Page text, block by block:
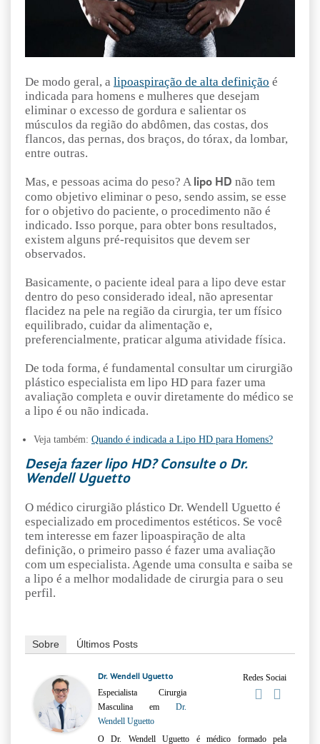
De modo geral, a lipoaspiração de alta definição é
indicada para homens e mulheres que desejam
eliminar o excesso de gordura e salientar os
músculos da região do abdômen, das costas, dos
flancos, das pernas, dos braços, do tórax, da lombar,
entre outras.
Mas, e pessoas acima do peso? A lipo HD não tem
como objetivo eliminar o peso, sendo assim, se esse
for o objetivo do paciente, o procedimento não é
indicado. Isso porque, para obter bons resultados,
existem alguns pré-requisitos que devem ser
observados.
Basicamente, o paciente ideal para a lipo deve estar
dentro do peso considerado ideal, não apresentar
flacidez na pele na região da cirurgia, ter um físico
equilibrado, cuidar da alimentação e,
preferencialmente, praticar alguma atividade física.
De toda forma, é fundamental consultar um cirurgião
plástico especialista em lipo HD para fazer uma
avaliação completa e ouvir diretamente do médico se
a lipo é ou não indicada.
Veja também: Quando é indicada a Lipo HD para Homens?
Deseja fazer lipo HD? Consulte o Dr.
Wendell Uguetto
O médico cirurgião plástico Dr. Wendell Uguetto é
especializado em procedimentos estéticos. Se você
tem interesse em fazer lipoaspiração de alta
definição, o primeiro passo é fazer uma avaliação
com um especialista. Agende uma consulta e saiba se
a lipo é a melhor modalidade de cirurgia para o seu
perfil.
Sobre Últimos Posts
Redes Sociai
Dr. Wendell Uguetto
Especialista Cirurgia
Masculina em Dr.
Wendell Uguetto
O Dr. Wendell Uguetto é médico formado pela